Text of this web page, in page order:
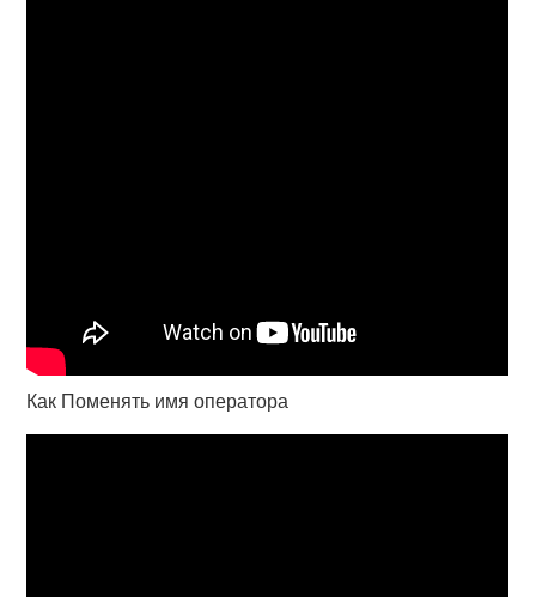
Как Поменять имя оператора